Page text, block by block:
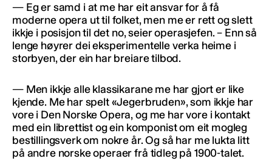
— Eg er samd i at me har eit ansvar for å få
moderne opera ut til folket, men me er rett og slett
ikkje i posisjon til det no, seier operasjefen. – Enn så
lenge høyrer dei eksperimentelle verka heime i
storbyen, der ein har breiare tilbod.
— Men ikkje alle klassikarane me har gjort er like
kjende. Me har spelt «Jegerbruden», som ikkje har
vore i Den Norske Opera, og me har vore i kontakt
med ein librettist og ein komponist om eit mogleg
bestillingsverk om nokre år. Og så har me lukta litt
på andre norske operaer frå tidleg på 1900-talet.